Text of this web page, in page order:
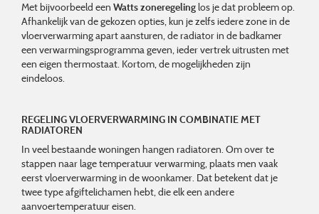
Met bijvoorbeeld een Watts zoneregelinglos je dat probleem op.
Afhankelijk van de gekozen opties, kun je zelfs iedere zone in de
vloerverwarming apart aansturen, de radiator in de badkamer
een verwarmingsprogramma geven, ieder vertrek uitrusten met
een eigen thermostaat. Kortom, de mogelijkheden zijn
eindeloos.
REGELING VLOERVERWARMING IN COMBINATIE MET
RADIATOREN
In veel bestaande woningen hangen radiatoren. Om over te
stappen naar lage temperatuur verwarming, plaats men vaak
eerst vloerverwarming in de woonkamer. Dat betekent dat je
twee type afgiftelichamen hebt, die elk een andere
aanvoertemperatuur eisen.